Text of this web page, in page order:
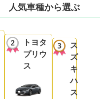
人気車種から選ぶ
トヨタ
プリウ
ス
ス
ズ
キ
ハ
ス